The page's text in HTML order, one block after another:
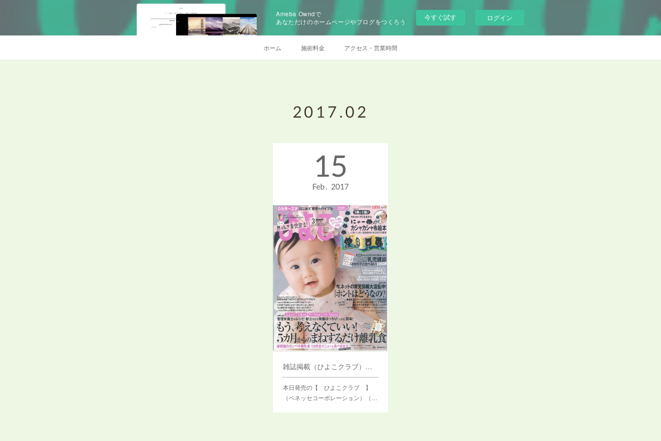
Ameba Owndで
あなただけのホームページやブログをつくろう
今すぐ試す ログイン
ホーム 施術料金 アクセス・営業時間
2017.02
15
Feb 2017
雑誌掲載（ひよこクラブ） かなめ整体院 （天沼・清水）
本日発売の【 ひよこクラブ 】
（ベネッセコーポレーション）（…